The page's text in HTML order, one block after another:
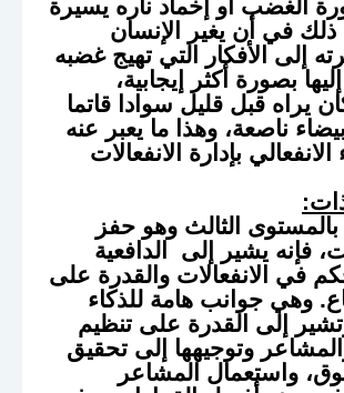
الغضب أو إخماد ناره يسيرة
في أن يغير الإنسان
إلى الأفكار التي تهيج غضبه
بصورة أكثر إيجابية،
يراه قبل قليل سوادا قاتما
ناصعة، وهذا ما يعبر عنه
بإدارة الانفعالات
بالمستوى الثالث وهو حفز
فإنه يشير إلى الدافعية
في الانفعالات والقدرة على
وهي جوانب هامة للذكاء
إلى القدرة على تنظيم
والمشاعر وتوجيهها إلى تحقيق
واستعمال المشاعر